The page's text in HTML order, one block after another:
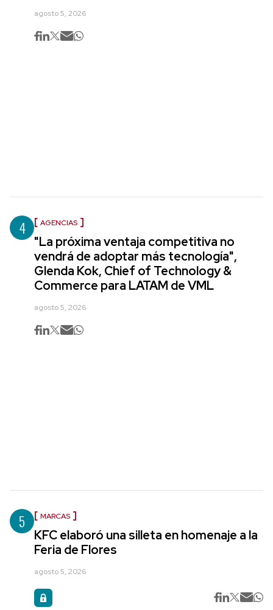
agosto 5, 2026
4 AGENCIAS
"La próxima ventaja competitiva no
vendrá de adoptar más tecnología",
Glenda Kok, Chief of Technology &
Commerce para LATAM de VML
agosto 5, 2026
5 MARCAS
KFC elaboró una silleta en homenaje a la
Feria de Flores
agosto 5, 2026